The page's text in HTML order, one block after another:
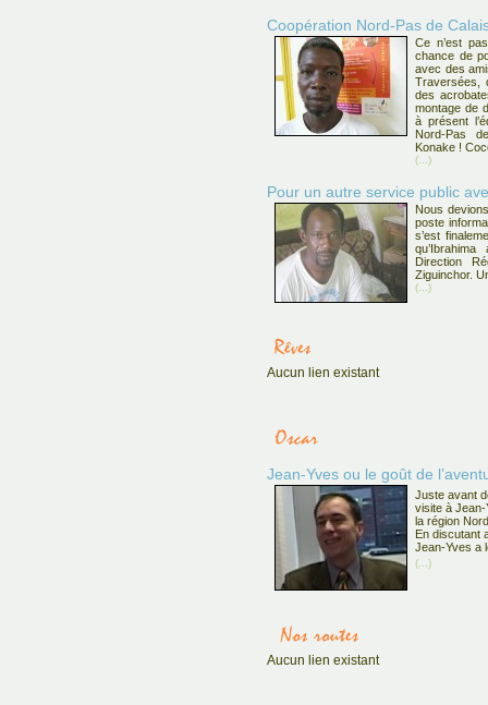
Coopération Nord-Pas de
Ce n’est
chance de
avec des
Traversées,
des
montage de
à présent
Nord-Pas
Konake !
(...)
Pour un autre service public
Nous
poste
s’est
Direction
Ziguinchor.
(...)
Aucun lien existant
Jean-Yves ou le goût de
Juste avant
visite à Jean-
la région
En discutant
Jean-Yves a
(...)
Aucun lien existant